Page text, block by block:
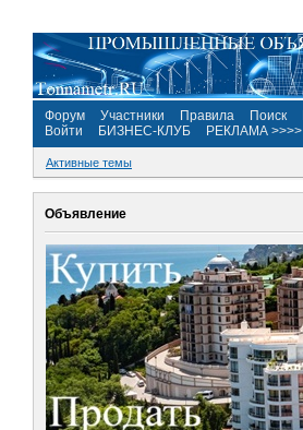
Форум Участники Правила Поиск
Войти
БИЗНЕС-КЛУБ РЕКЛАМА >>>>
Активные темы
Объявление